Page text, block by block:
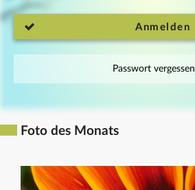
Anmelden
Passwort vergessen
Foto des Monats